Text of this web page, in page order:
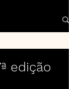
edição